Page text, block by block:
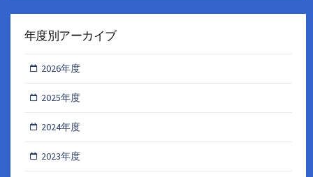
年度別アーカイブ
2026年度
2025年度
2024年度
2023年度